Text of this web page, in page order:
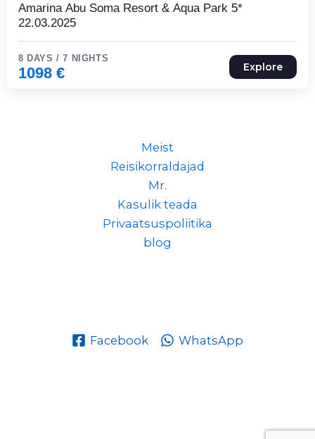
Amarina Abu Soma Resort & Aqua Park 5*
22.03.2025
8 DAYS / 7 NIGHTS
1098 € Explore
Meist
Reisikorraldajad
Mr.
Kasulik teada
Privaatsuspoliitika
blog
Facebook WhatsApp